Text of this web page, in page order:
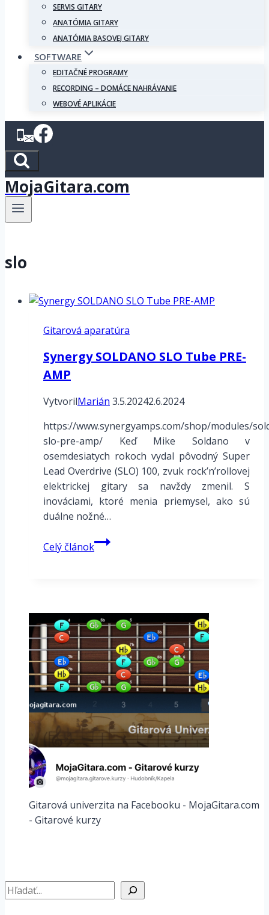
SERVIS GITARY
ANATÓMIA GITARY
ANATÓMIA BASOVEJ GITARY
SOFTWARE
EDITAČNÉ PROGRAMY
RECORDING – DOMÁCE NAHRÁVANIE
WEBOVÉ APLIKÁCIE
MojaGitara.com
slo
Gitarová aparatúra
Synergy SOLDANO SLO Tube PRE-
AMP
VytvorilMarián 3.5.20242.6.2024
https://www.synergyamps.com/shop/modules/
slo-pre-amp/ Keď Mike Soldano v
osemdesiatych rokoch vydal pôvodný Super
Lead Overdrive (SLO) 100, zvuk rock’n’rollovej
elektrickej gitary sa navždy zmenil. S
inováciami, ktoré menia priemysel, ako sú
duálne nožné…
Celý článokSynergy
SOLDANO
AMP
Gitarová univerzita na Facebooku - MojaGitara.com
- Gitarové kurzy
Hľadať